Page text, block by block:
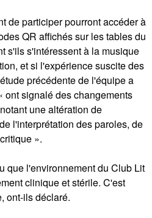
de participer pourront accéder à
QR affichés sur les tables du
s'ils s'intéressent à la musique
et si l'expérience suscite des
précédente de l'équipe a
ont signalé des changements
une altération de
l'interprétation des paroles, de
».
que l'environnement du Club Lit
clinique et stérile. C'est
ont-ils déclaré.